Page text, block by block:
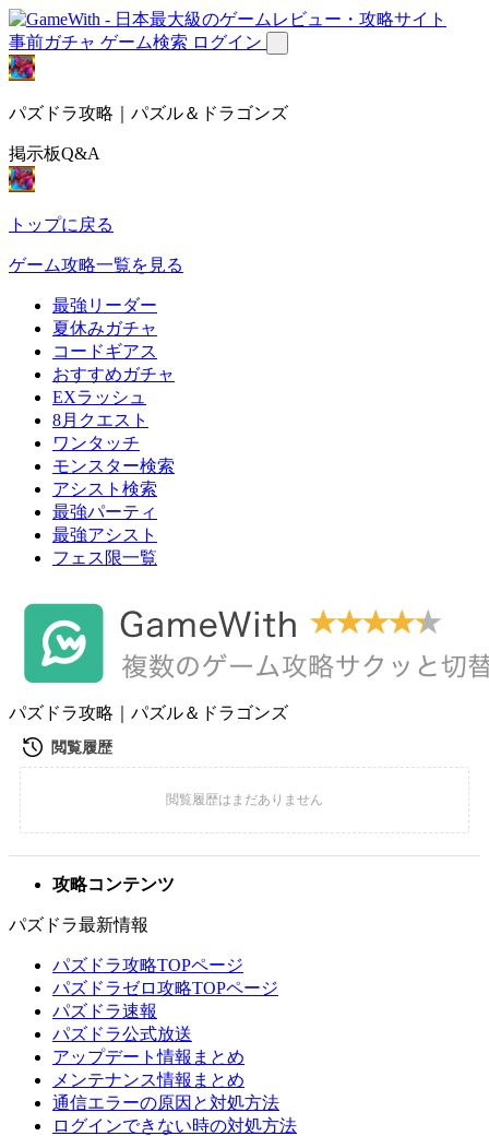
事前ガチャ ゲーム検索 ログイン
パズドラ攻略｜パズル＆ドラゴンズ
掲示板Q&A
トップに戻る
ゲーム攻略一覧を見る
最強リーダー
夏休みガチャ
コードギアス
おすすめガチャ
EXラッシュ
8月クエスト
ワンタッチ
モンスター検索
アシスト検索
最強パーティ
最強アシスト
フェス限一覧
パズドラ攻略｜パズル＆ドラゴンズ
攻略コンテンツ
パズドラ最新情報
パズドラ攻略TOPページ
パズドラゼロ攻略TOPページ
パズドラ速報
パズドラ公式放送
アップデート情報まとめ
メンテナンス情報まとめ
通信エラーの原因と対処方法
ログインできない時の対処方法